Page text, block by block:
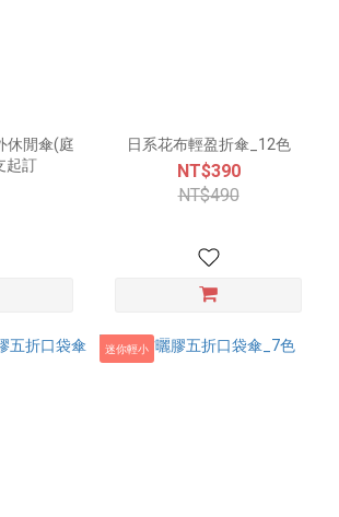
休閒傘(庭
起訂
日系花布輕盈折傘_12色
NT$390
NT$490
迷你輕小